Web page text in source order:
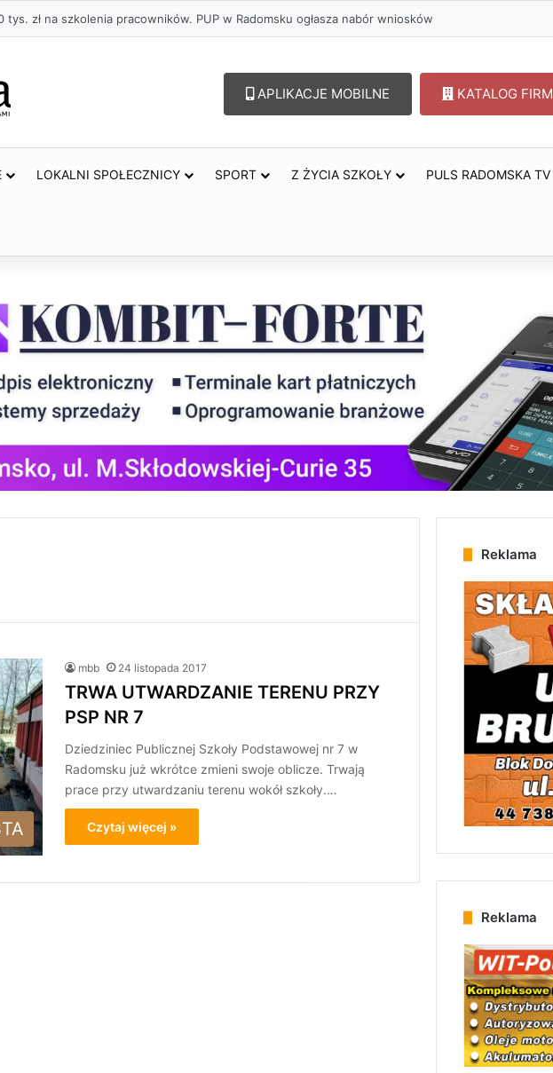
tys. zł na szkolenia pracowników. PUP w Radomsku ogłasza nabór wniosków
APLIKACJE MOBILNE KATALOG FIRM
LOKALNI SPOŁECZNICY SPORT Z ŻYCIA SZKOŁY PULS RADOMSKA TV
mbb 24 listopada 2017
TRWA UTWARDZANIE TERENU PRZY
PSP NR 7
Dziedziniec Publicznej Szkoły Podstawowej nr 7 w
Radomsku już wkrótce zmieni swoje oblicze. Trwają
prace przy utwardzaniu terenu wokół szkoły.…
Czytaj więcej »
Reklama
Reklama